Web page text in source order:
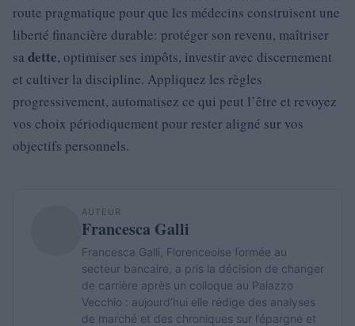
route pragmatique pour que les médecins construisent une
liberté financière durable: protéger son revenu, maîtriser
sa dette, optimiser ses impôts, investir avec discernement
et cultiver la discipline. Appliquez les règles
progressivement, automatisez ce qui peut l’être et revoyez
vos choix périodiquement pour rester aligné sur vos
objectifs personnels.
AUTEUR
Francesca Galli
Francesca Galli, Florenceoise formée au
secteur bancaire, a pris la décision de changer
de carrière après un colloque au Palazzo
Vecchio : aujourd’hui elle rédige des analyses
de marché et des chroniques sur l’épargne et